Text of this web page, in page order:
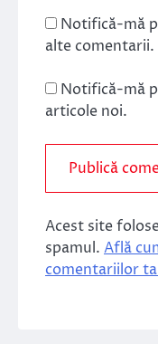
Notifică-mă
alte comentarii.
Notifică-mă
articole noi.
Acest site
spamul. Află
comentariilor